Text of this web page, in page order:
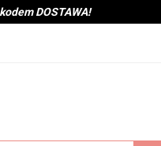
DOSTAWA!
Zabawki
Montessori